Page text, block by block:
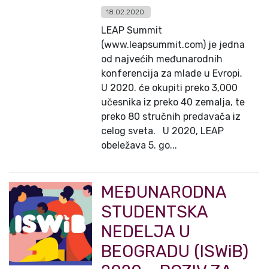
18.02.2020.
LEAP Summit
(www.leapsummit.com) je jedna
od najvećih međunarodnih
konferencija za mlade u Evropi.
U 2020. će okupiti preko 3,000
učesnika iz preko 40 zemalja, te
preko 80 stručnih predavača iz
celog sveta. U 2020, LEAP
obeležava 5. go...
MEĐUNARODNA
STUDENTSKA
NEDELJA U
BEOGRADU (ISWiB)